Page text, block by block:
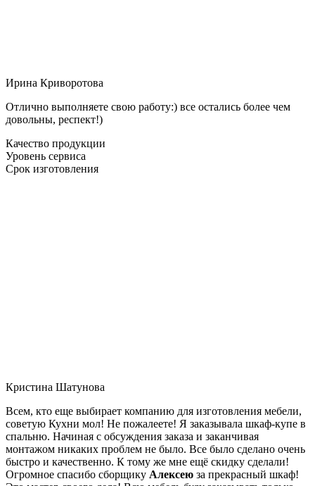
Ирина Криворотова
Отлично выполняете свою работу:) все остались более чем
довольны, респект!)
Качество продукции
Уровень сервиса
Срок изготовления
Кристина Шатунова
Всем, кто еще выбирает компанию для изготовления мебели,
советую Кухни мол! Не пожалеете! Я заказывала шкаф-купе в
спальню. Начиная с обсуждения заказа и заканчивая
монтажом никаких проблем не было. Все было сделано очень
быстро и качественно. К тому же мне ещё скидку сделали!
Огромное спасибо сборщику Алексею за прекрасный шкаф!